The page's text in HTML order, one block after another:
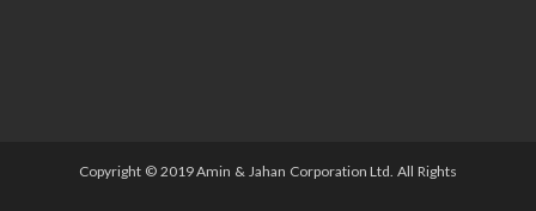
Copyright © 2019 Amin & Jahan Corporation Ltd. All Rights